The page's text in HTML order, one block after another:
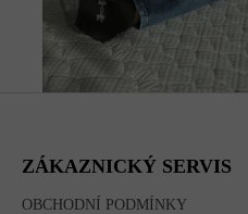
ZÁKAZNICKÝ SERVIS
OBCHODNÍ PODMÍNKY